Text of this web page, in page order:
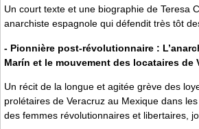
Un court texte et une biographie de Teresa
anarchiste espagnole qui défendit très tôt
- Pionnière post-révolutionnaire :
Marín et le mouvement des locataires de
Un récit de la longue et agitée grève des
prolétaires de Veracruz au Mexique dans
des femmes révolutionnaires et libertaires,